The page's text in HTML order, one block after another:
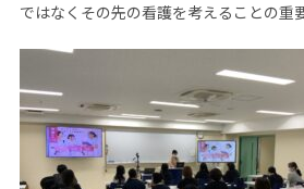
ではなくその先の看護を考えることの重